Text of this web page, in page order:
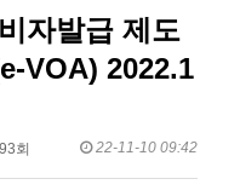
자발급 제도
VOA) 2022.1
회 22-11-10 09:42